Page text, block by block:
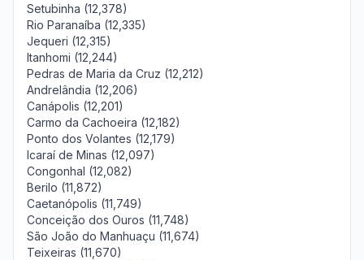
Setubinha (12,378)
Rio Paranaíba (12,335)
Jequeri (12,315)
Itanhomi (12,244)
Pedras de Maria da Cruz (12,212)
Andrelândia (12,206)
Canápolis (12,201)
Carmo da Cachoeira (12,182)
Ponto dos Volantes (12,179)
Icaraí de Minas (12,097)
Congonhal (12,082)
Berilo (11,872)
Caetanópolis (11,749)
Conceição dos Ouros (11,748)
São João do Manhuaçu (11,674)
Teixeiras (11,670)